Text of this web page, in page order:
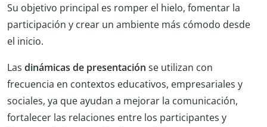
Su objetivo principal es romper el hielo, fomentar la
participación y crear un ambiente más cómodo desde
el inicio.
Las dinámicas de presentación se utilizan con
frecuencia en contextos educativos, empresariales y
sociales, ya que ayudan a mejorar la comunicación,
fortalecer las relaciones entre los participantes y